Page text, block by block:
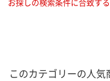
このカテゴリーの人気